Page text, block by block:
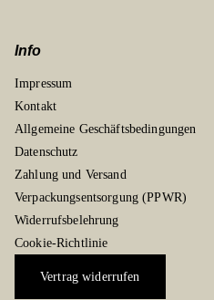
Info
Impressum
Kontakt
Allgemeine Geschäftsbedingungen
Datenschutz
Zahlung und Versand
Verpackungsentsorgung (PPWR)
Widerrufsbelehrung
Cookie-Richtlinie
Vertrag widerrufen